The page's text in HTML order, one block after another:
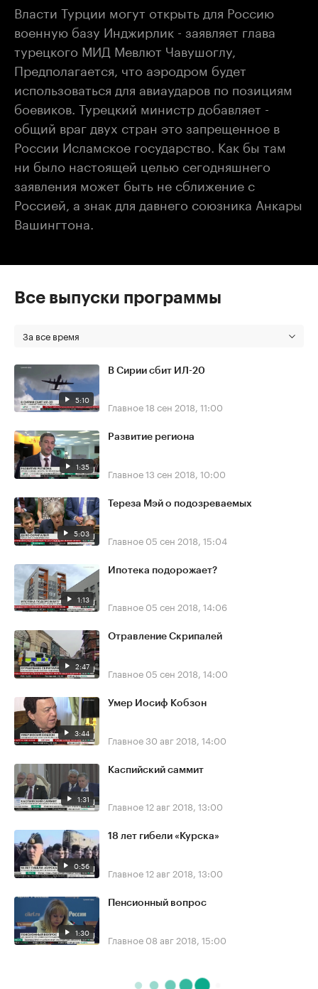
Власти Турции могут открыть для Россию
военную базу Инджирлик - заявляет глава
турецкого МИД Мевлют Чавушоглу,
Предполагается, что аэродром будет
использоваться для авиаударов по позициям
боевиков. Турецкий министр добавляет -
общий враг двух стран это запрещенное в
России Исламское государство. Как бы там
ни было настоящей целью сегодняшнего
заявления может быть не сближение с
Россией, а знак для давнего союзника Анкары
Вашингтона.
Все выпуски программы
За все время
5:10
В Сирии сбит ИЛ-20
Главное18 сен 2018, 11:00
1:35
Развитие региона
Главное13 сен 2018, 10:00
5:03
Тереза Мэй о подозреваемых
Главное 05 сен 2018, 15:04
1:13
Ипотека подорожает?
Главное 05 сен 2018, 14:06
2:47
Отравление Скрипалей
Главное 05 сен 2018, 14:00
3:44
Умер Иосиф Кобзон
Главное30 авг 2018, 14:00
1:31
Каспийский саммит
Главное12 авг 2018, 13:00
0:56
18 лет гибели «Курска»
Главное12 авг 2018, 13:00
1:30
Пенсионный вопрос
Главное 08 авг 2018, 15:00